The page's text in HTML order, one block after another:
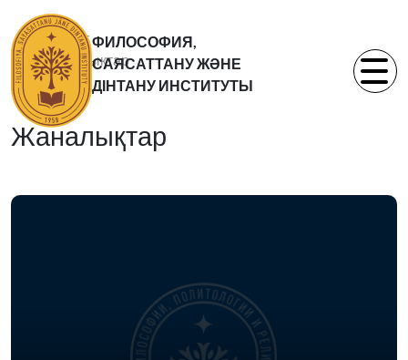
ФИЛОСОФИЯ,
САЯСАТТАНУ ЖӘНЕ
ДІНТАНУ ИНСТИТУТЫ
Басты бет
Жаналықтар
Статьи
Жаналықтар